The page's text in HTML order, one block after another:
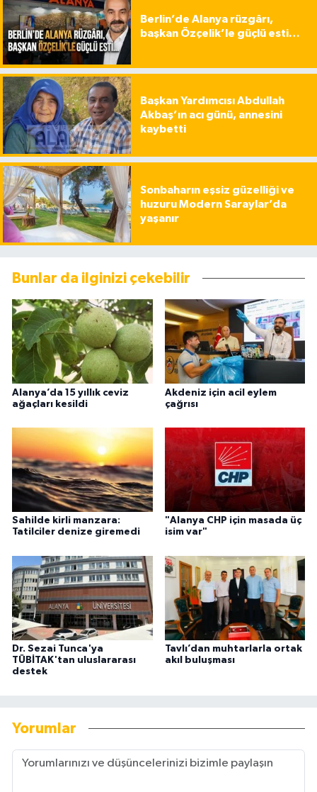
Berlin’de Alanya rüzgârı,
başkan Özçelik’le güçlü esti…
Başkan Yardımcısı Abdullah
Akbaş’ın acı günü, annesini
kaybetti
Sonbaharın eşsiz güzelliği ve
huzuru Modern Saraylar’da
yaşanır
Bunlar da ilginizi çekebilir
Alanya’da 15 yıllık ceviz
ağaçları kesildi
Akdeniz için acil eylem
çağrısı
Sahilde kirli manzara:
Tatilciler denize giremedi
"Alanya CHP için masada üç
isim var"
Dr. Sezai Tunca'ya
TÜBİTAK'tan uluslararası
destek
Tavlı’dan muhtarlarla ortak
akıl buluşması
Yorumlar